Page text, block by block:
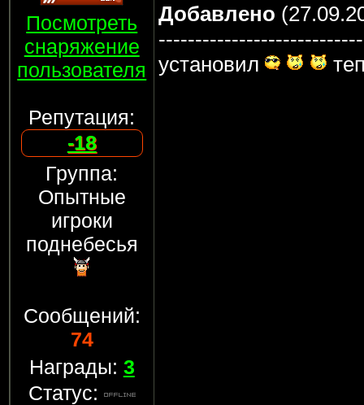
Посмотреть
снаряжение
пользователя
Репутация:
-18
Группа:
Опытные
игроки
поднебесья
Сообщений:
74
Награды: 3
Статус:
Добавлено
установил